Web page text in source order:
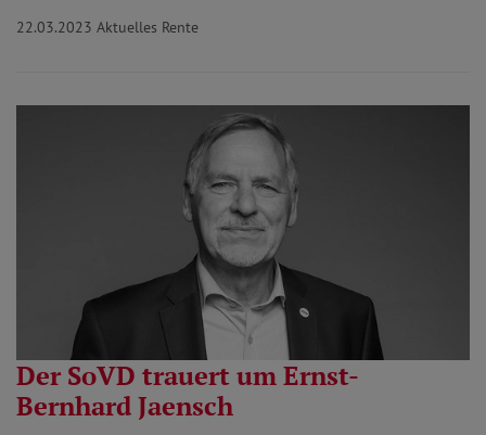
22.03.2023 Aktuelles Rente
Der SoVD trauert um Ernst-
Bernhard Jaensch